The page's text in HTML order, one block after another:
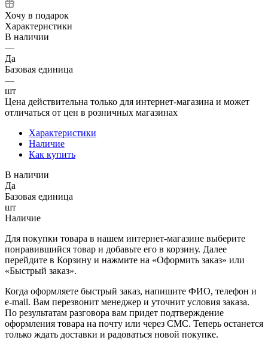
Хочу в подарок
Характеристики
В наличии
—
Да
Базовая единица
—
шт
Цена действительна только для интернет-магазина и может
отличаться от цен в розничных магазинах
Характеристики
Наличие
Как купить
В наличии
Да
Базовая единица
шт
Наличие
Для покупки товара в нашем интернет-магазине выберите
понравившийся товар и добавьте его в корзину. Далее
перейдите в Корзину и нажмите на «Оформить заказ» или
«Быстрый заказ».
Когда оформляете быстрый заказ, напишите ФИО, телефон и
e-mail. Вам перезвонит менеджер и уточнит условия заказа.
По результатам разговора вам придет подтверждение
оформления товара на почту или через СМС. Теперь останется
только ждать доставки и радоваться новой покупке.